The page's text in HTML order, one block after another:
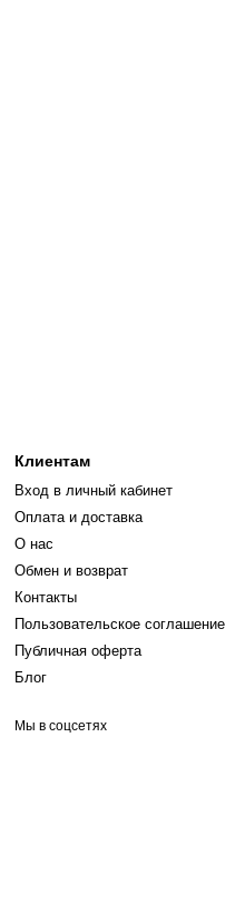
Клиентам
Вход в личный кабинет
Оплата и доставка
О нас
Обмен и возврат
Контакты
Пользовательское соглашение
Публичная оферта
Блог
Мы в соцсетях